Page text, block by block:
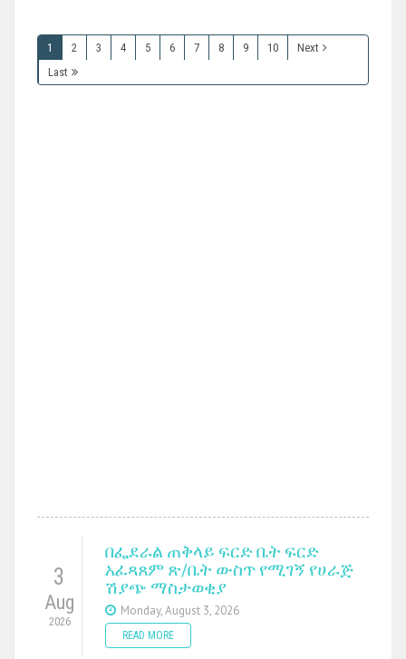
1 2 3 4 5 6 7 8 9 10
Next
Last
3
Aug
2026
በፌደራል ጠቅላይ ፍርድ ቤት ፍርድ
አፈጻጸም ጽ/ቤት ውስጥ የሚገኝ የሀራጅ
ሽያጭ ማስታወቂያ
Monday, August 3, 2026
READ MORE